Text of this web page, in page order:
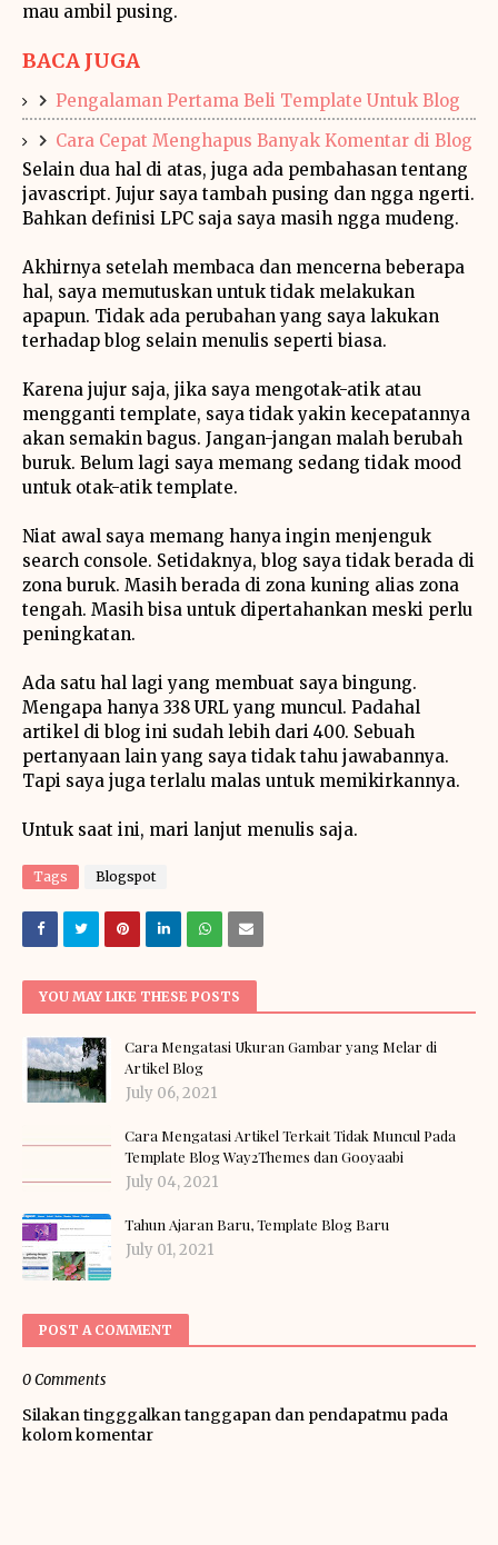
mau ambil pusing.
BACA JUGA
Pengalaman Pertama Beli Template Untuk Blog
Cara Cepat Menghapus Banyak Komentar di Blog
Selain dua hal di atas, juga ada pembahasan tentang
javascript. Jujur saya tambah pusing dan ngga ngerti.
Bahkan definisi LPC saja saya masih ngga mudeng.
Akhirnya setelah membaca dan mencerna beberapa
hal, saya memutuskan untuk tidak melakukan
apapun. Tidak ada perubahan yang saya lakukan
terhadap blog selain menulis seperti biasa.
Karena jujur saja, jika saya mengotak-atik atau
mengganti template, saya tidak yakin kecepatannya
akan semakin bagus. Jangan-jangan malah berubah
buruk. Belum lagi saya memang sedang tidak mood
untuk otak-atik template.
Niat awal saya memang hanya ingin menjenguk
search console. Setidaknya, blog saya tidak berada di
zona buruk. Masih berada di zona kuning alias zona
tengah. Masih bisa untuk dipertahankan meski perlu
peningkatan.
Ada satu hal lagi yang membuat saya bingung.
Mengapa hanya 338 URL yang muncul. Padahal
artikel di blog ini sudah lebih dari 400. Sebuah
pertanyaan lain yang saya tidak tahu jawabannya.
Tapi saya juga terlalu malas untuk memikirkannya.
Untuk saat ini, mari lanjut menulis saja.
Tags Blogspot
YOU MAY LIKE THESE POSTS
Cara Mengatasi Ukuran Gambar yang Melar di
Artikel Blog
July 06, 2021
Cara Mengatasi Artikel Terkait Tidak Muncul Pada
Template Blog Way2Themes dan Gooyaabi
July 04, 2021
Tahun Ajaran Baru, Template Blog Baru
July 01, 2021
POST A COMMENT
0 Comments
Silakan tingggalkan tanggapan dan pendapatmu pada
kolom komentar